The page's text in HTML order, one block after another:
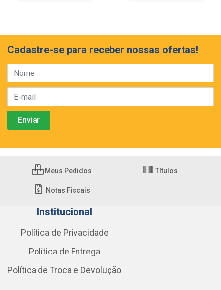
Cadastre-se para receber nossas ofertas!
Meus Pedidos Títulos
Notas Fiscais
Institucional
Política de Privacidade
Política de Entrega
Política de Troca e Devolução